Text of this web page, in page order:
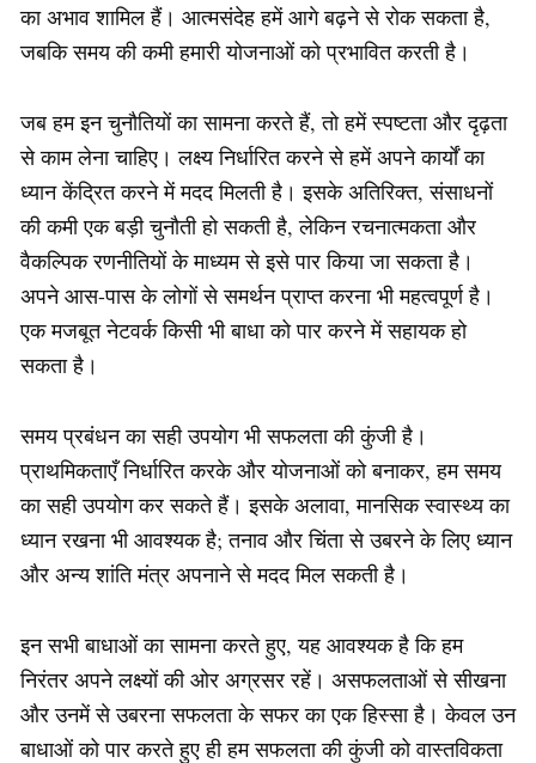
का अभाव शामिल हैं। आत्मसंदेह हमें आगे बढ़ने से रोक सकता है,
जबकि समय की कमी हमारी योजनाओं को प्रभावित करती है।
जब हम इन चुनौतियों का सामना करते हैं, तो हमें स्पष्टता और दृढ़ता
से काम लेना चाहिए। लक्ष्य निर्धारित करने से हमें अपने कार्यों का
ध्यान केंद्रित करने में मदद मिलती है। इसके अतिरिक्त, संसाधनों
की कमी एक बड़ी चुनौती हो सकती है, लेकिन रचनात्मकता और
वैकल्पिक रणनीतियों के माध्यम से इसे पार किया जा सकता है।
अपने आस-पास के लोगों से समर्थन प्राप्त करना भी महत्वपूर्ण है।
एक मजबूत नेटवर्क किसी भी बाधा को पार करने में सहायक हो
सकता है।
समय प्रबंधन का सही उपयोग भी सफलता की कुंजी है।
प्राथमिकताएँ निर्धारित करके और योजनाओं को बनाकर, हम समय
का सही उपयोग कर सकते हैं। इसके अलावा, मानसिक स्वास्थ्य का
ध्यान रखना भी आवश्यक है; तनाव और चिंता से उबरने के लिए ध्यान
और अन्य शांति मंत्र अपनाने से मदद मिल सकती है।
इन सभी बाधाओं का सामना करते हुए, यह आवश्यक है कि हम
निरंतर अपने लक्ष्यों की ओर अग्रसर रहें। असफलताओं से सीखना
और उनमें से उबरना सफलता के सफर का एक हिस्सा है। केवल उन
बाधाओं को पार करते हुए ही हम सफलता की कुंजी को वास्तविकता